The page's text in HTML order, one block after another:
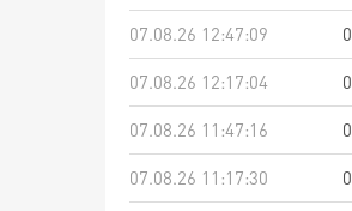
07.08.26 12:47:09
0
07.08.26 12:17:04
0
07.08.26 11:47:16
0
07.08.26 11:17:30
0